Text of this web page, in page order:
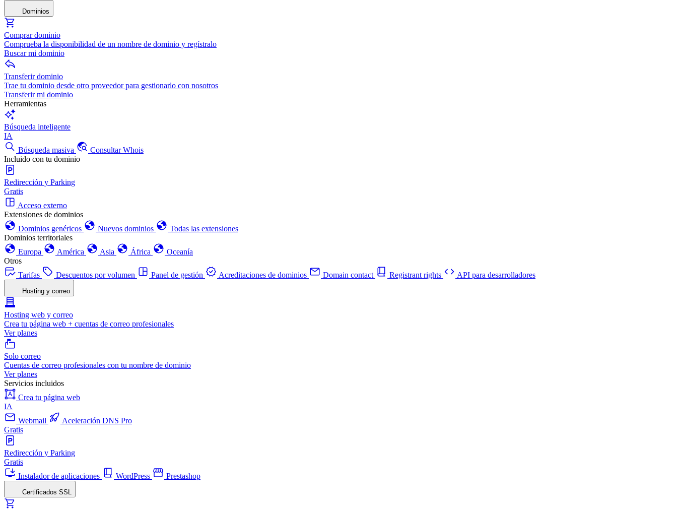
Dominios
Comprar dominio
Comprueba la disponibilidad de un nombre de dominio y regístralo
Buscar mi dominio
Transferir dominio
Trae tu dominio desde otro proveedor para gestionarlo con nosotros
Transferir mi dominio
Herramientas
Búsqueda inteligente
IA
Búsqueda masiva
Consultar Whois
Incluido con tu dominio
Redirección y Parking
Gratis
Acceso externo
Extensiones de dominios
Dominios genéricos
Nuevos dominios
Todas las extensiones
Dominios territoriales
Europa
América Asia África
Oceanía
Otros
Tarifas
Descuentos por volumen Panel de gestión Acreditaciones de dominios Domain contact Registrant rights API para desarrolladores
Hosting y correo
Hosting web y correo
Crea tu página web + cuentas de correo profesionales
Ver planes
Solo correo
Cuentas de correo profesionales con tu nombre de dominio
Ver planes
Servicios incluidos
Crea tu página web
IA
Webmail
Aceleración DNS Pro
Gratis
Redirección y Parking
Gratis
Instalador de aplicaciones
WordPress Prestashop
Certificados SSL